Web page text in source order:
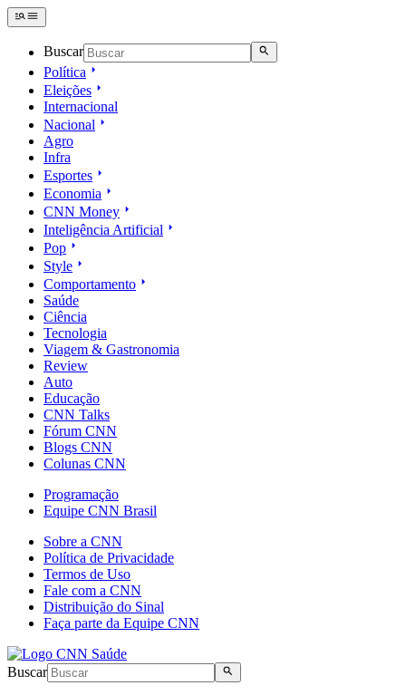
Buscar
Política
Eleições
Internacional
Nacional
Agro
Infra
Esportes
Economia
CNN Money
Inteligência Artificial
Pop
Style
Comportamento
Saúde
Ciência
Tecnologia
Viagem & Gastronomia
Review
Auto
Educação
CNN Talks
Fórum CNN
Blogs CNN
Colunas CNN
Programação
Equipe CNN Brasil
Sobre a CNN
Política de Privacidade
Termos de Uso
Fale com a CNN
Distribuição do Sinal
Faça parte da Equipe CNN
Buscar